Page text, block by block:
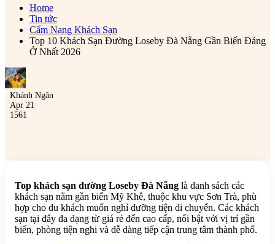
Home
Tin tức
Cẩm Nang Khách Sạn
Top 10 Khách Sạn Đường Loseby Đà Nẵng Gần Biển Đáng
Ở Nhất 2026
Khánh Ngân
Apr 21
1561
Top khách sạn đường Loseby Đà Nẵng là danh sách các
khách sạn nằm gần biển Mỹ Khê, thuộc khu vực Sơn Trà, phù
hợp cho du khách muốn nghỉ dưỡng tiện di chuyển. Các khách
sạn tại đây đa dạng từ giá rẻ đến cao cấp, nổi bật với vị trí gần
biển, phòng tiện nghi và dễ dàng tiếp cận trung tâm thành phố.